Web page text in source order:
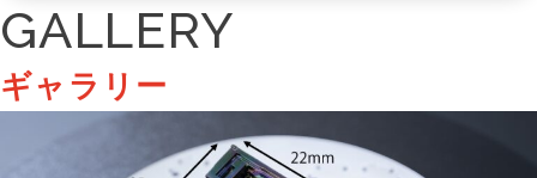
GALLERY
ギャラリー